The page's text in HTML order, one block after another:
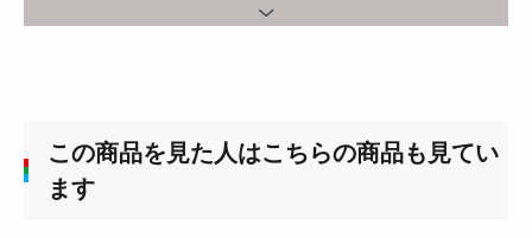
この商品を見た人はこちらの商品も見てい
ます